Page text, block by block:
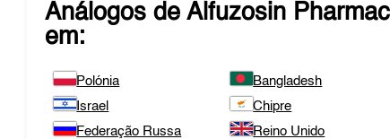
Análogos deAlfuzosin
em:
Polónia Bangladesh
Israel
Chipre
Federação Russa
Reino Unido